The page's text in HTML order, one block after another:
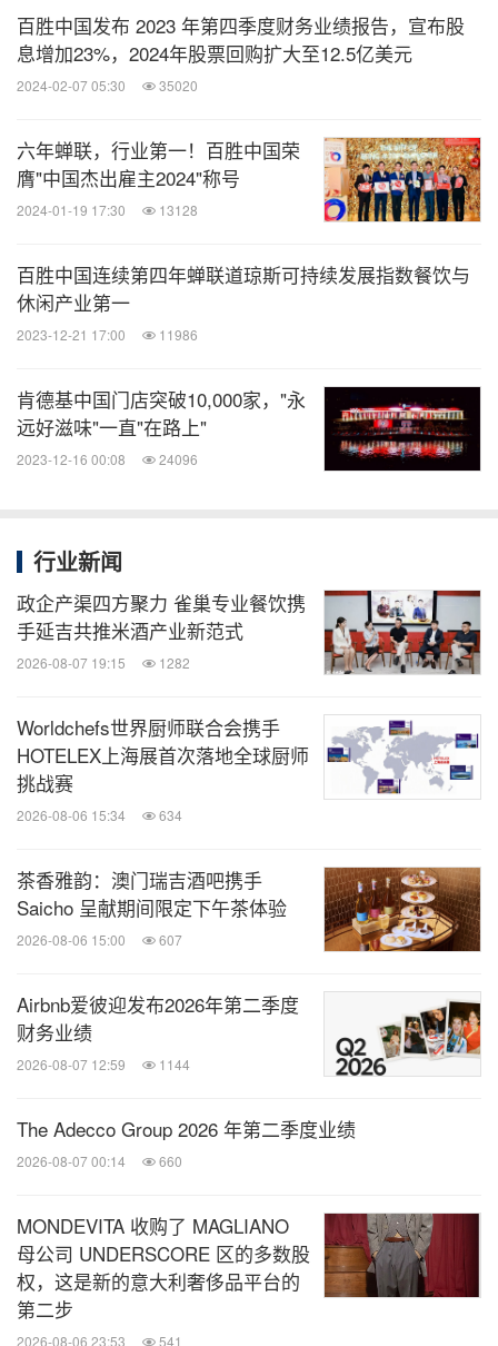
作为对公司在可持续发展方面的承诺和持续进步的
认可，公司在 2021 年的MSCI ESG（环境、社会
和治理）评级中获得“A”级，并且是在 2021 年标普
施行业评估的 28 家公司中得分最高的公司之一。
百胜中国是唯一一家入选道琼斯可持续发展世界指
数的中国大陆公司。另外，百胜中国已经连续四年
入选彭博两性平等指数。
关于非公认会计准则经调整计量指标
所呈报的公认会计准则业绩包括特别项目，而经调整
的非公认会计准则计量指标不包括这些特别项目。特
别项目不计入任何 分部业绩，因此只影响百胜中国
“所呈报的公认会计准则业绩与非公认 会计准则经调
整计量指标调节”部分。
电话会议细节
百胜中国管理层将于美国东部时间 2022 年 2 月 8 日
星期二下午七时正（北京时间 2022 年 2 月 9 日星期
三上午八 时正）召开业绩电话会议。
若要收听电话会议的网络直播，请访问：https://edg
e.media-server.com/mmc/p/vs49ywki
注册完成后，您将收到参与者接入号码、密码及唯一
的注册人代码。
ration/event/1696142
会议代码: 1696142
电话会议的回放将可于电话会议结束两小时至美国东
部时间 2022 年 2月 16 日星期四上午八时正（即北
京/香港时间 2022 年 2月 16 日星期三下午九时正）
百胜中国发布 2023 年第四季度财务业绩报告，宣布股
息增加23%，2024年股票回购扩大至12.5亿美元
2024-02-07 05:30 35020
六年蝉联，行业第一！百胜中国荣
膺"中国杰出雇主2024"称号
2024-01-19 17:30 13128
百胜中国连续第四年蝉联道琼斯可持续发展指数餐饮与
休闲产业第一
2023-12-21 17:00 11986
肯德基中国门店突破10,000家，"永
远好滋味"一直"在路上"
2023-12-16 00:08 24096
行业新闻
政企产渠四方聚力 雀巢专业餐饮携
手延吉共推米酒产业新范式
2026-08-07 19:15 1282
Worldchefs世界厨师联合会携手
HOTELEX上海展首次落地全球厨师
挑战赛
2026-08-06 15:34 634
茶香雅韵：澳门瑞吉酒吧携手
Saicho 呈献期间限定下午茶体验
2026-08-06 15:00 607
Airbnb爱彼迎发布2026年第二季度
财务业绩
2026-08-07 12:59 1144
The Adecco Group 2026 年第二季度业绩
2026-08-07 00:14 660
MONDEVITA 收购了 MAGLIANO
母公司 UNDERSCORE 区的多数股
权，这是新的意大利奢侈品平台的
第二步
2026-08-06 23:53 541